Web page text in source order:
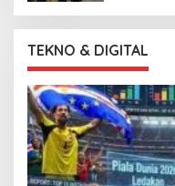
TEKNO & DIGITAL